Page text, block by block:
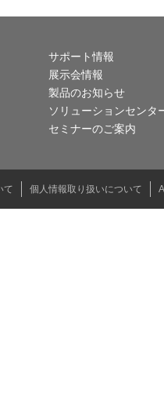
サポート情報
展示会情報
製品のお知らせ
ソリューションセンタ
セミナーのご案内
て 個人情報取り扱いについて